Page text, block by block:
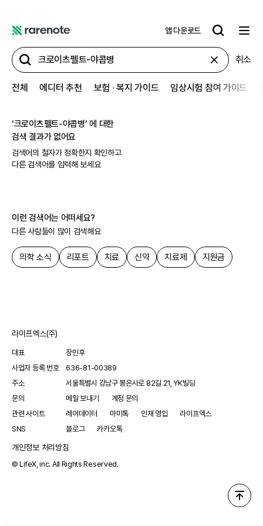
어
노
트
앱 다운로드
취소
전체 에디터 추천 보험 ∙ 복지 가이드 임상시험 참여 가이드
‘크로이츠펠트-야콥병’ 에 대한
검색 결과가 없어요
검색어의 철자가 정확한지 확인하고
다른 검색어를 입력해 보세요
이런 검색어는 어떠세요?
다른 사람들이 많이 검색해요
의학 소식 리포트 치료 신약 치료제 지원금
라이프엑스(주)
대표
장민후
사업자 등록 번호
636-81-00389
주소
서울특별시 강남구 봉은사로 82길 21, YK빌딩
문의
메일 보내기
계정 문의
관련 사이트
레어데이터 마미톡 인재 영입
라이프엑스
SNS
블로그 카카오톡
개인정보 처리방침
© LifeX, inc. All Rights Reserved.